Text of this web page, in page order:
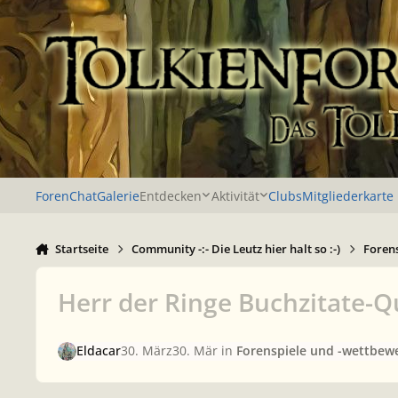
Zu Inhalt springen
ForenChatGalerieEntdecken Aktivität ClubsMitgliederkarte
Startseite Community -:- Die Leutz hier halt so :-)
Herr der Ringe Buchzitate-
Eldacar30. März30. Märin Forenspiele und -